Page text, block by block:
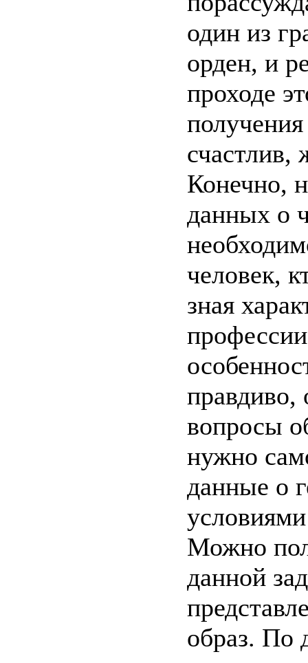
один из
орден, и
проходе
счастлив,
Конечно,
данных о
человек,
зная
правдиво,
вопросы
нужно
данные о
Можно
данной
образ. По